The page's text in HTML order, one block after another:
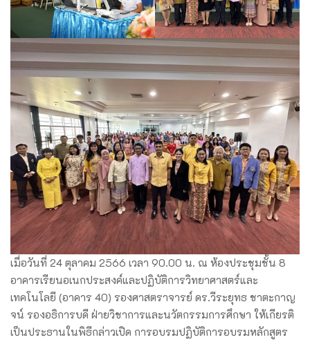
เมื่อวันที่ 24 ตุลาคม 2566 เวลา 90.00 น. ณ ห้องประชุมชั้น 8
อาคารเรียนอเนกประสงค์และปฏิบัติการวิทยาศาสตร์และ
เทคโนโลยี (อาคาร 40) รองศาสตราจารย์ ดร.วีระยุทธ ชาตะกาญ
จน์ รองอธิการบดี ฝ่ายวิชาการและนวัตกรรมการศึกษา ให้เกียรติ
เป็นประธานในพิธีกล่าวเปิด การอบรมปฏิบัติการอบรมหลักสูตร